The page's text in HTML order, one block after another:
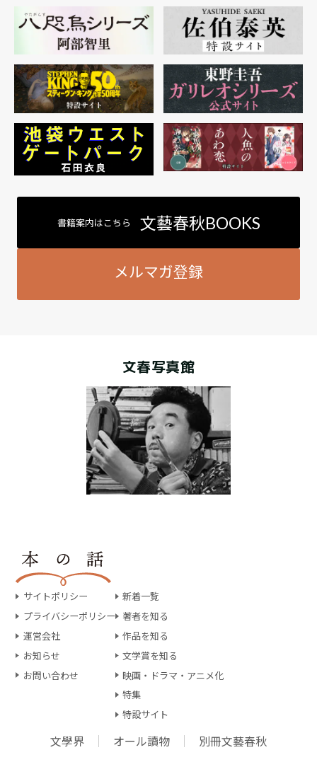
書籍案内はこちら 文藝春秋BOOKS
メルマガ登録
文春写真館
サイトポリシー
プライバシーポリシー
運営会社
お知らせ
お問い合わせ
新着一覧
著者を知る
作品を知る
文学賞を知る
映画・ドラマ・アニメ化
特集
特設サイト
文學界 オール讀物 別冊文藝春秋